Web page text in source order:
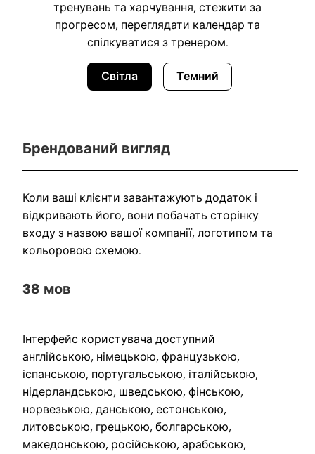
тренувань та харчування, стежити за
прогресом, переглядати календар та
спілкуватися з тренером.
Світла Темний
Брендований вигляд
Коли ваші клієнти завантажують додаток і
відкривають його, вони побачать сторінку
входу з назвою вашої компанії, логотипом та
кольоровою схемою.
38 мов
Інтерфейс користувача доступний
англійською, німецькою, французькою,
іспанською, португальською, італійською,
нідерландською, шведською, фінською,
норвезькою, данською, естонською,
литовською, грецькою, болгарською,
македонською, російською, арабською,